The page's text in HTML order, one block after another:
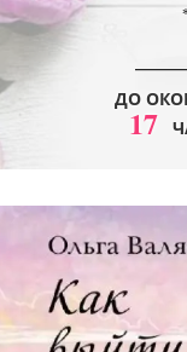
ДО
17